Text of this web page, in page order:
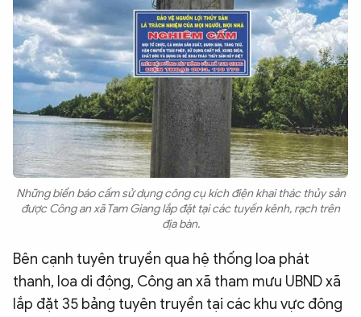
Những biển báo cấm sử dụng công cụ kích điện khai thác thủy sản
được Công an xã Tam Giang lắp đặt tại các tuyến kênh, rạch trên
địa bàn.
Bên cạnh tuyên truyền qua hệ thống loa phát
thanh, loa di động, Công an xã tham mưu UBND xã
lắp đặt 35 bảng tuyên truyền tại các khu vực đông